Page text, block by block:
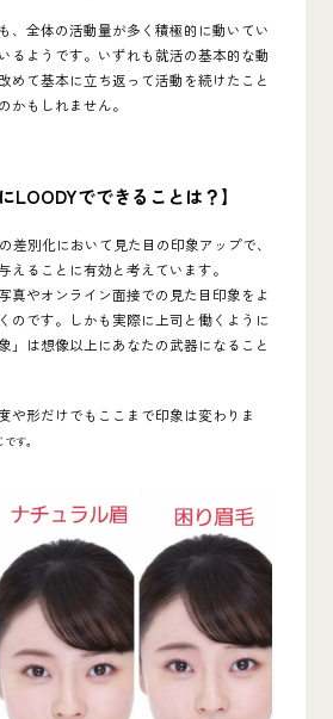
、全体の活動量が多く積極的に動いてい
るようです。いずれも就活の基本的な動
めて基本に立ち返って活動を続けたこと
かもしれません。
LOODYでできることは？】
差別化において見た目の印象アップで、
えることに有効と考えています。
真やオンライン面接での見た目印象をよ
のです。しかも実際に上司と働くように
」は想像以上にあなたの武器になること
や形だけでもここまで印象は変わりま
す。